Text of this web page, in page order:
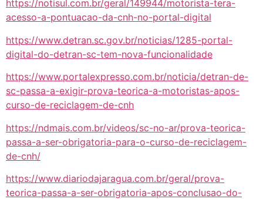
https://notisul.com.br/geral/149944/motorista-tera-
acesso-a-pontuacao-da-cnh-no-portal-digital
https://www.detran.sc.gov.br/noticias/1285-portal-
digital-do-detran-sc-tem-nova-funcionalidade
https://www.portalexpresso.com.br/noticia/detran-de-
sc-passa-a-exigir-prova-teorica-a-motoristas-apos-
curso-de-reciclagem-de-cnh
https://ndmais.com.br/videos/sc-no-ar/prova-teorica-
passa-a-ser-obrigatoria-para-o-curso-de-reciclagem-
de-cnh/
https://www.diariodajaragua.com.br/geral/prova-
teorica-passa-a-ser-obrigatoria-apos-conclusao-do-